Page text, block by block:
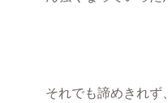
それでも諦めきれず